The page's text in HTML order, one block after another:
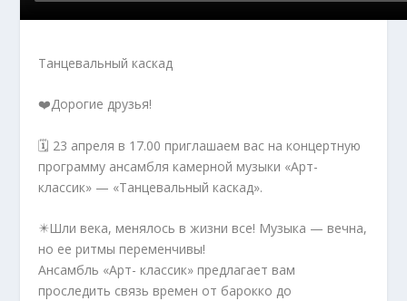
Танцевальный каскад
❤️Дорогие друзья!
🗓️ 23 апреля в 17.00 приглашаем вас на концертную
программу ансамбля камерной музыки «Арт-
классик» — «Танцевальный каскад».
✴️Шли века, менялось в жизни все! Музыка — вечна,
но ее ритмы переменчивы!
Ансамбль «Арт- классик» предлагает вам
проследить связь времен от барокко до